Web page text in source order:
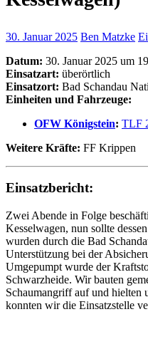
30. Januar 2025 Ben Matzke
Datum: 30. Januar 2025 um
Einsatzart: überörtlich
Einsatzort: Bad Schandau
Einheiten und Fahrzeuge:
OFW Königstein: TLF
Weitere Kräfte: FF Krippen
Einsatzbericht:
Zwei Abende in Folge
Kesselwagen, nun sollte
wurden durch die Bad
Unterstützung bei der
Umgepumpt wurde der
Schwarzheide. Wir bauten
Schaumangriff auf und hielten
konnten wir die Einsatzstelle